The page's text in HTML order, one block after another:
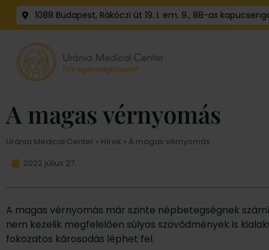
1088 Budapest, Rákóczi út 19. I. em. 9., 88-as
A magas vérnyomás
Uránia Medical Center » Hírek » A magas vérnyomás
2022 július 27.
A magas vérnyomás már szinte népbetegségnek
nem kezelik megfelelően súlyos szövődmények is
fokozatos károsodás léphet fel.